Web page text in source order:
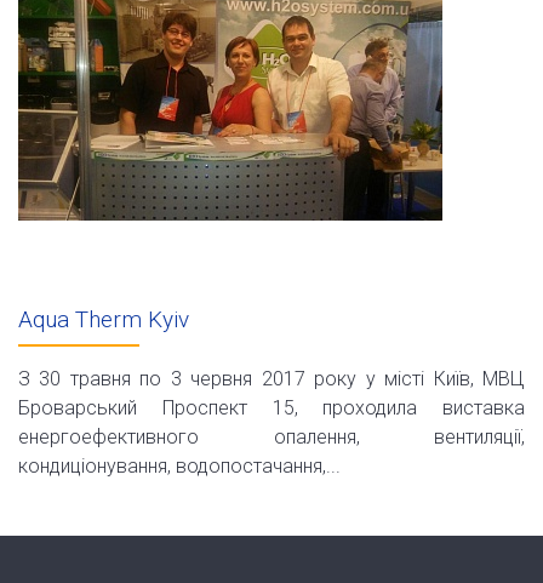
Aqua Therm Kyiv
З 30 травня по 3 червня 2017 року у місті Київ, МВЦ
Броварський Проспект 15, проходила виставка
енергоефективного опалення, вентиляції,
кондиціонування, водопостачання,...